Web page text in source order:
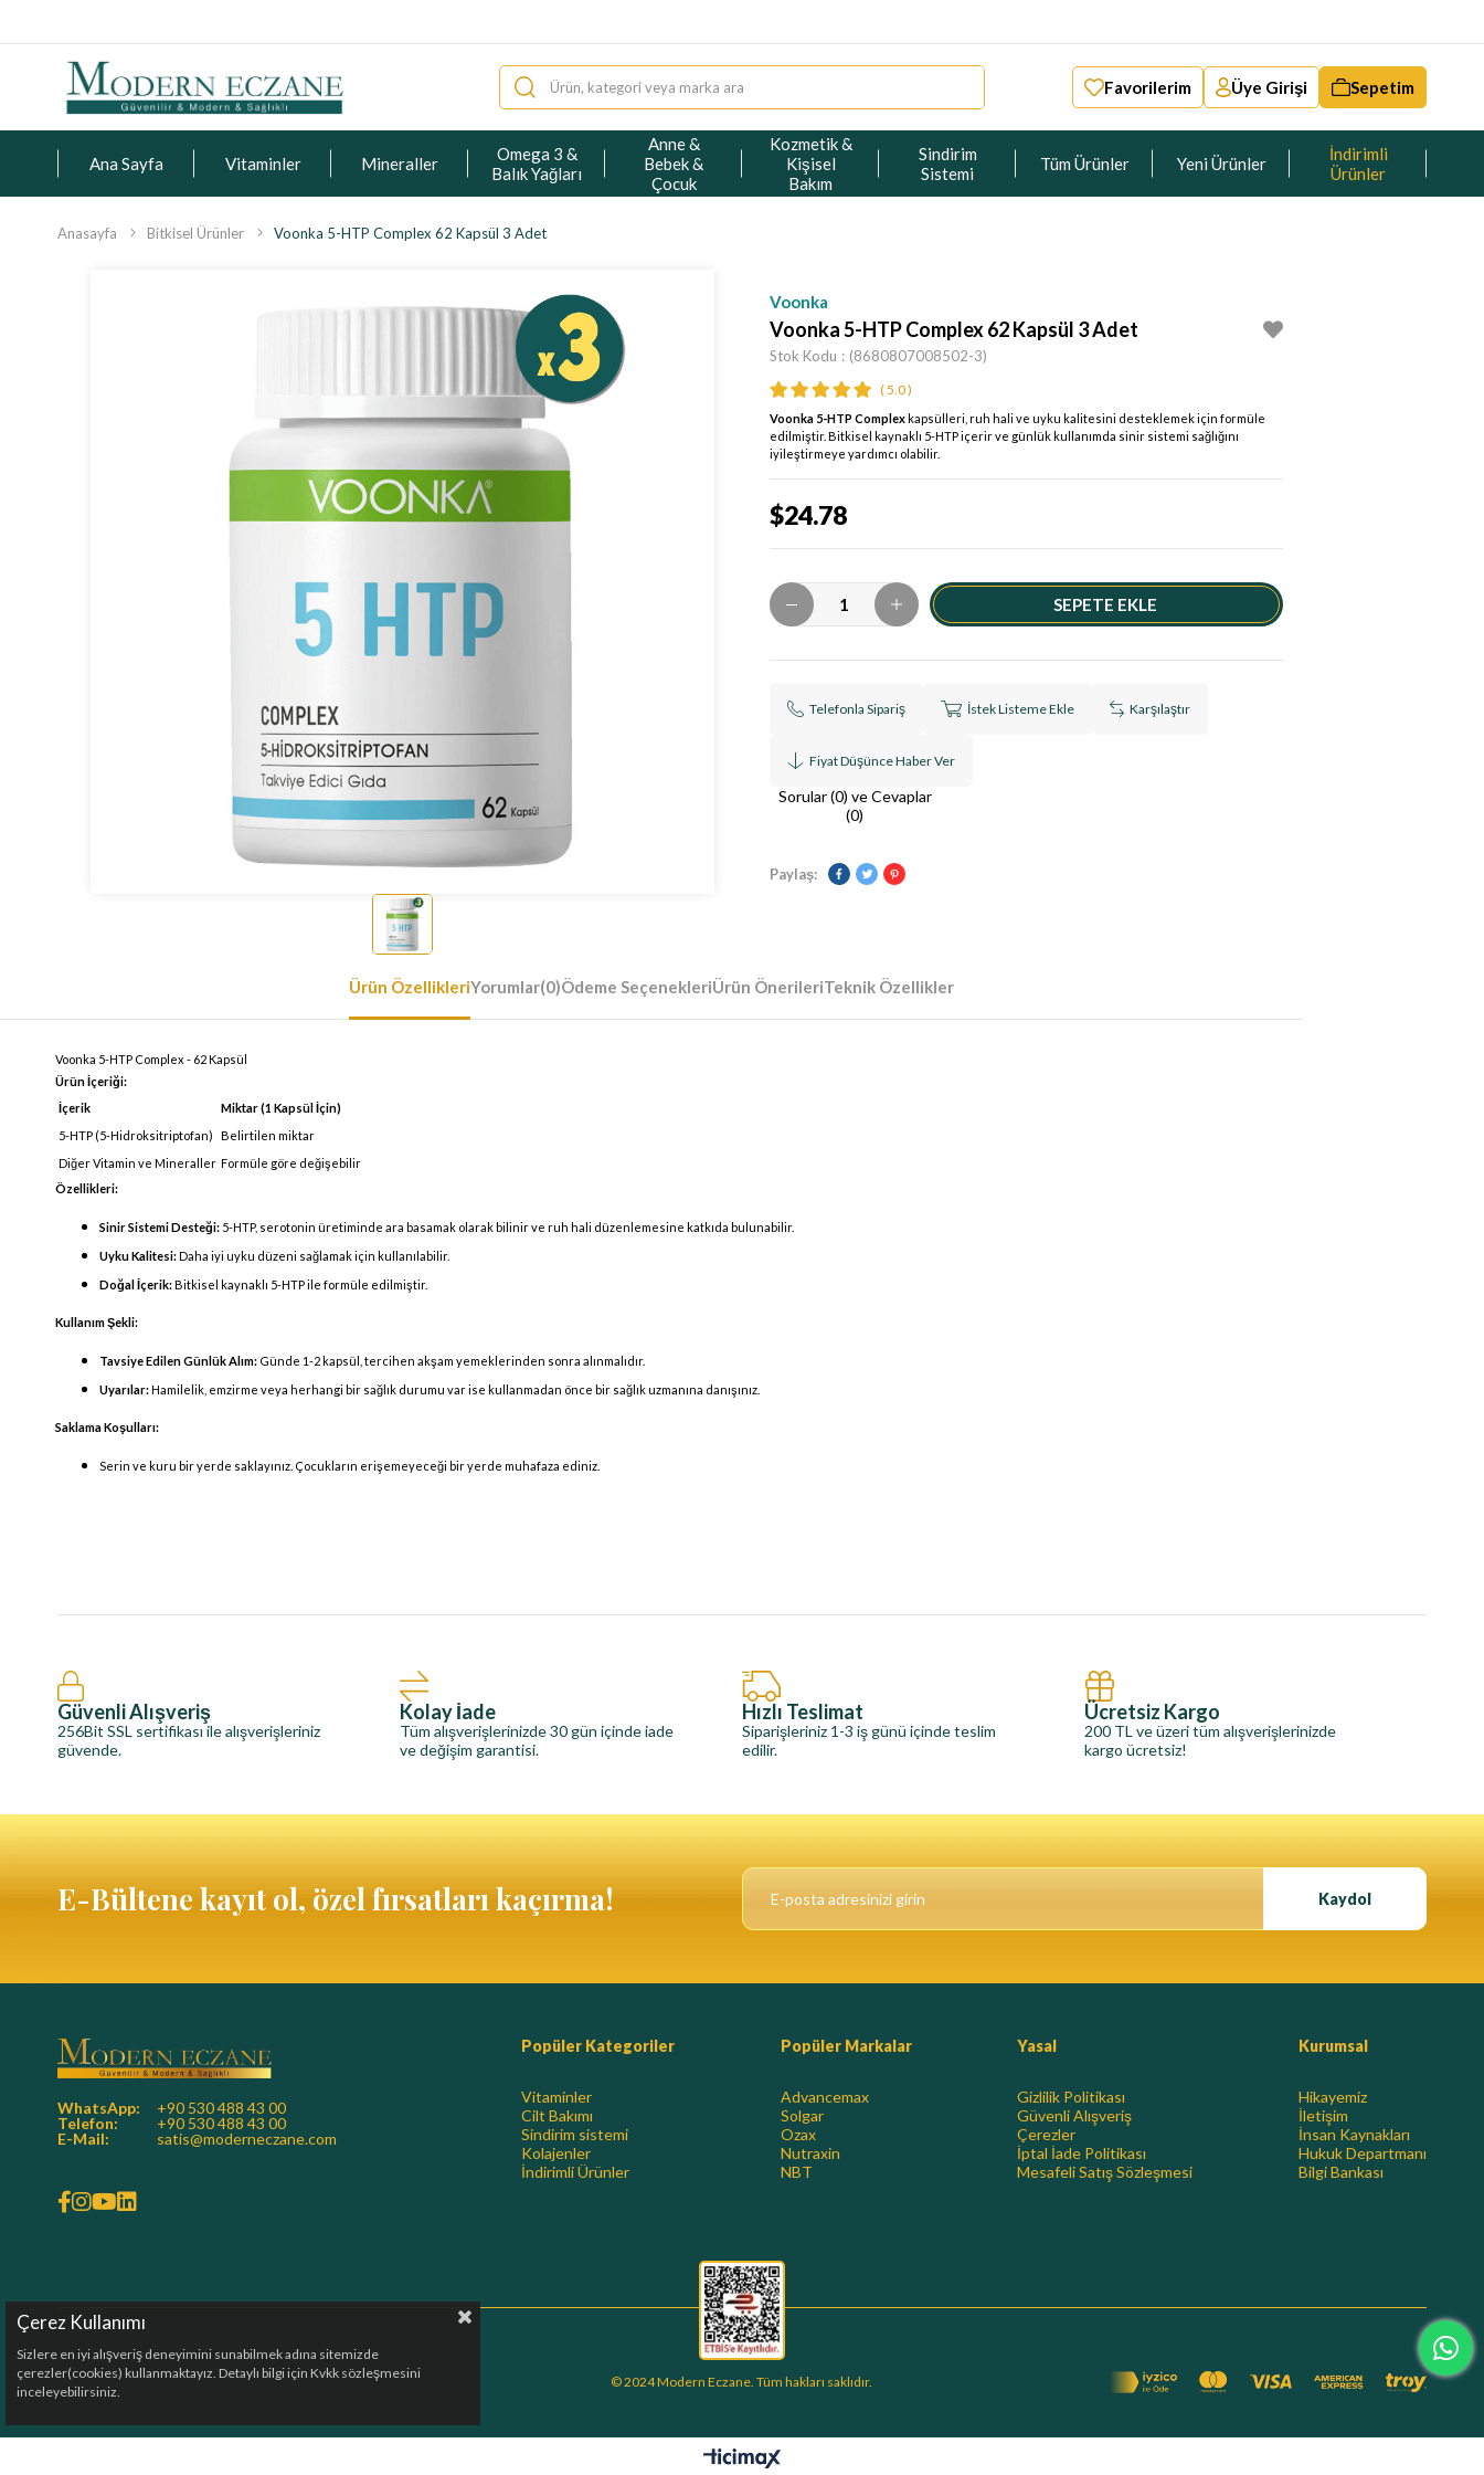
Favorilerim Üye Girişi Sepetim
Ana Sayfa Vitaminler Mineraller
Omega 3 &
Balık Yağları
Anne &
Bebek &
Çocuk
Kozmetik &
Kişisel
Bakım
Sindirim
Sistemi
Tüm Ürünler Yeni Ürünler
İndirimli
Ürünler
Anasayfa Bitkisel Ürünler Voonka 5-HTP Complex 62 Kapsül 3 Adet
Voonka
Voonka 5-HTP Complex 62 Kapsül 3 Adet
Stok Kodu (8680807008502-3)
5.0
Voonka 5-HTP Complexkapsülleri, ruh hali ve uyku kalitesini desteklemek için formüle
edilmiştir. Bitkisel kaynaklı 5-HTP içerir ve günlük kullanımda sinir sistemi sağlığını
iyileştirmeye yardımcı olabilir.
$24.78
Telefonla Sipariş İstek Listeme Ekle Karşılaştır
Fiyat Düşünce Haber Ver
Sorular (0) ve Cevaplar
(0)
Paylaş:
Ürün ÖzellikleriYorumlar(0)Ödeme SeçenekleriÜrün ÖnerileriTeknik Özellikler
Voonka 5-HTP Complex - 62 Kapsül
Ürün İçeriği:
İçerik
Miktar (1 Kapsül İçin)
5-HTP (5-Hidroksitriptofan)
Belirtilen miktar
Diğer Vitamin ve Mineraller Formüle göre değişebilir
Özellikleri:
Sinir Sistemi Desteği: 5-HTP, serotonin üretiminde ara basamak olarak bilinir ve ruh hali düzenlemesine katkıda bulunabilir.
Uyku Kalitesi:Daha iyi uyku düzeni sağlamak için kullanılabilir.
Doğal İçerik:Bitkisel kaynaklı 5-HTP ile formüle edilmiştir.
Kullanım Şekli:
Tavsiye Edilen Günlük Alım: Günde 1-2 kapsül, tercihen akşam yemeklerinden sonra alınmalıdır.
Uyarılar:Hamilelik, emzirme veya herhangi bir sağlık durumu var ise kullanmadan önce bir sağlık uzmanına danışınız.
Saklama Koşulları:
Serin ve kuru bir yerde saklayınız. Çocukların erişemeyeceği bir yerde muhafaza ediniz.
Güvenli Alışveriş
256Bit SSL sertifikası ile alışverişleriniz
güvende.
Kolay İade
Tüm alışverişlerinizde 30 gün içinde iade
ve değişim garantisi.
Hızlı Teslimat
Siparişleriniz 1-3 iş günü içinde teslim
edilir.
Ücretsiz Kargo
200 TL ve üzeri tüm alışverişlerinizde
kargo ücretsiz!
E-Bültene kayıt ol, özel fırsatları kaçırma! Kaydol
WhatsApp:
+90 530 488 43 00
Telefon:
+90 530 488 43 00
E-Mail:
satis@moderneczane.com
Popüler Kategoriler
Vitaminler
Cilt Bakımı
Sindirim sistemi
Kolajenler
İndirimli Ürünler
Popüler Markalar
Advancemax
Solgar
Ozax
Nutraxin
NBT
Yasal
Gizlilik Politikası
Güvenli Alışveriş
Çerezler
İptal İade Politikası
Mesafeli Satış Sözleşmesi
Kurumsal
Hikayemiz
İletişim
İnsan Kaynakları
Hukuk Departmanı
Bilgi Bankası
© 2024 Modern Eczane. Tüm hakları saklıdır.
Çerez Kullanımı
Sizlere en iyi alışveriş deneyimini sunabilmek adına sitemizde
çerezler(cookies) kullanmaktayız. Detaylı bilgi için Kvkk sözleşmesini
inceleyebilirsiniz.